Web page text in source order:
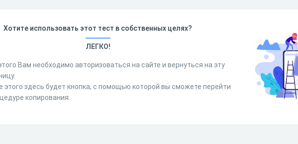
Хотите использовать этот тест в собственных целях?
ЛЕГКО!
Вам необходимо авторизоваться на сайте и вернуться на эту
этого здесь будет кнопка, с помощью которой вы сможете перейти
копирования.